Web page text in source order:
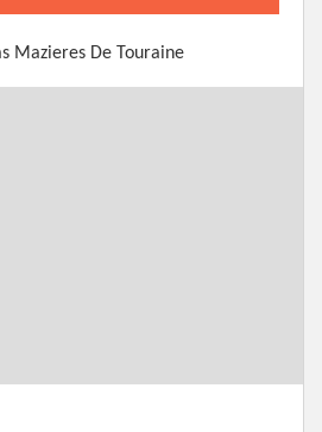
Mazieres De Touraine